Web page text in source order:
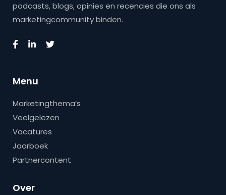
podcasts, blogs, opinies en recencies die ons als
marketingcommunity binden.
Menu
Marketingthema’s
Veelgelezen
Vacatures
Jaarboek
Partnercontent
Over